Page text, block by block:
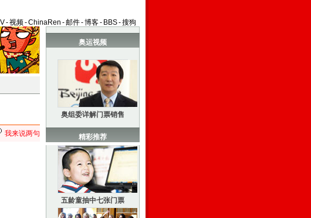
-视频-ChinaRen -邮件-博客- BBS-搜狗
我来说两句
奥运视频
奥组委详解门票销售
精彩推荐
五龄童抽中七张门票